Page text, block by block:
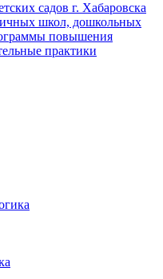
садов г. Хабаровска
школ, дошкольных
повышения
практики